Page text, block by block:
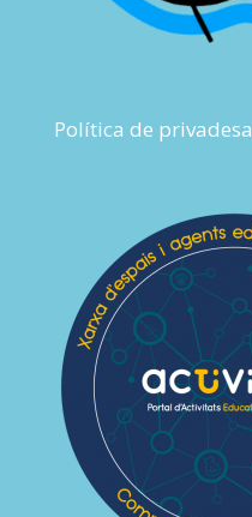
Política de privadesa